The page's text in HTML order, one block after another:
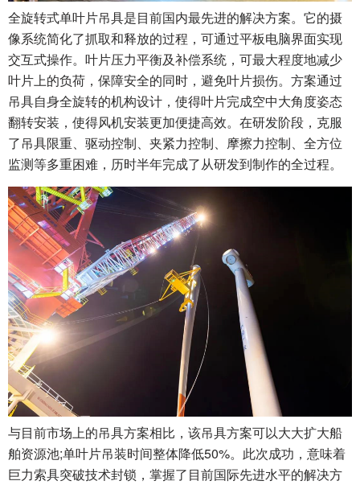
全旋转式单叶片吊具是目前国内最先进的解决方案。它的摄
像系统简化了抓取和释放的过程，可通过平板电脑界面实现
交互式操作。叶片压力平衡及补偿系统，可最大程度地减少
叶片上的负荷，保障安全的同时，避免叶片损伤。方案通过
吊具自身全旋转的机构设计，使得叶片完成空中大角度姿态
翻转安装，使得风机安装更加便捷高效。在研发阶段，克服
了吊具限重、驱动控制、夹紧力控制、摩擦力控制、全方位
监测等多重困难，历时半年完成了从研发到制作的全过程。
与目前市场上的吊具方案相比，该吊具方案可以大大扩大船
舶资源池;单叶片吊装时间整体降低50%。此次成功，意味着
巨力索具突破技术封锁，掌握了目前国际先进水平的解决方